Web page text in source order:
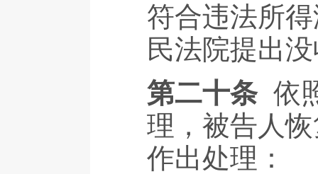
符合违法所
民法院提出
第二十条 依
理，被告人
作出处理：